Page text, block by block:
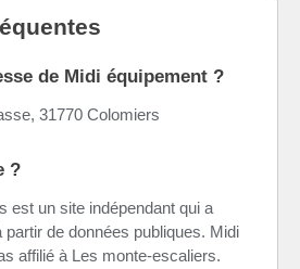
de Midi équipement ?
31770 Colomiers
?
est un site indépendant qui a
partir de données publiques. Midi
affilié à Les monte-escaliers.